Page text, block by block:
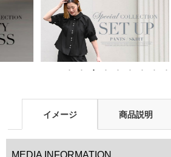
イメージ 商品説明
MEDIA INFORMATION